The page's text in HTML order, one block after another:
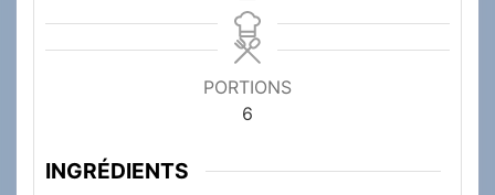
PORTIONS
6
INGRÉDIENTS